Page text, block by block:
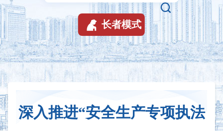

 长者模式
深入推进“安全生产专项执法